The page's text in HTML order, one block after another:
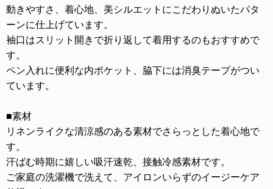
動きやすさ、着心地、美シルエットにこだわりぬいたパタ
ーンに仕上げています。
袖口はスリット開きで折り返して着用するのもおすすめで
す。
ペン入れに便利な内ポケット、脇下には消臭テープがつい
ています。
■素材
リネンライクな清涼感のある素材でさらっとした着心地で
す。
汗ばむ時期に嬉しい吸汗速乾、接触冷感素材です。
ご家庭の洗濯機で洗えて、アイロンいらずのイージーケア